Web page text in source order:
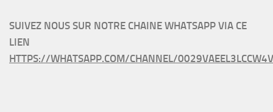
SUIVEZ NOUS SUR NOTRE CHAINE WHATSAPP VIA CE
LIEN
HTTPS://WHATSAPP.COM/CHANNEL/